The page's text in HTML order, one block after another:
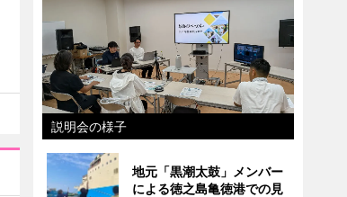
説明会の様子
地元「黒潮太鼓」メンバー
による徳之島亀徳港での見